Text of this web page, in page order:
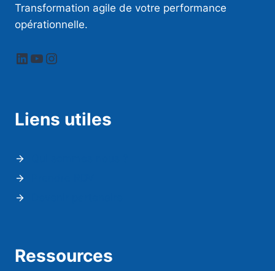
Transformation agile de votre performance
opérationnelle.
LinkedIn
YouTube
Instagram
Liens utiles
Ressources